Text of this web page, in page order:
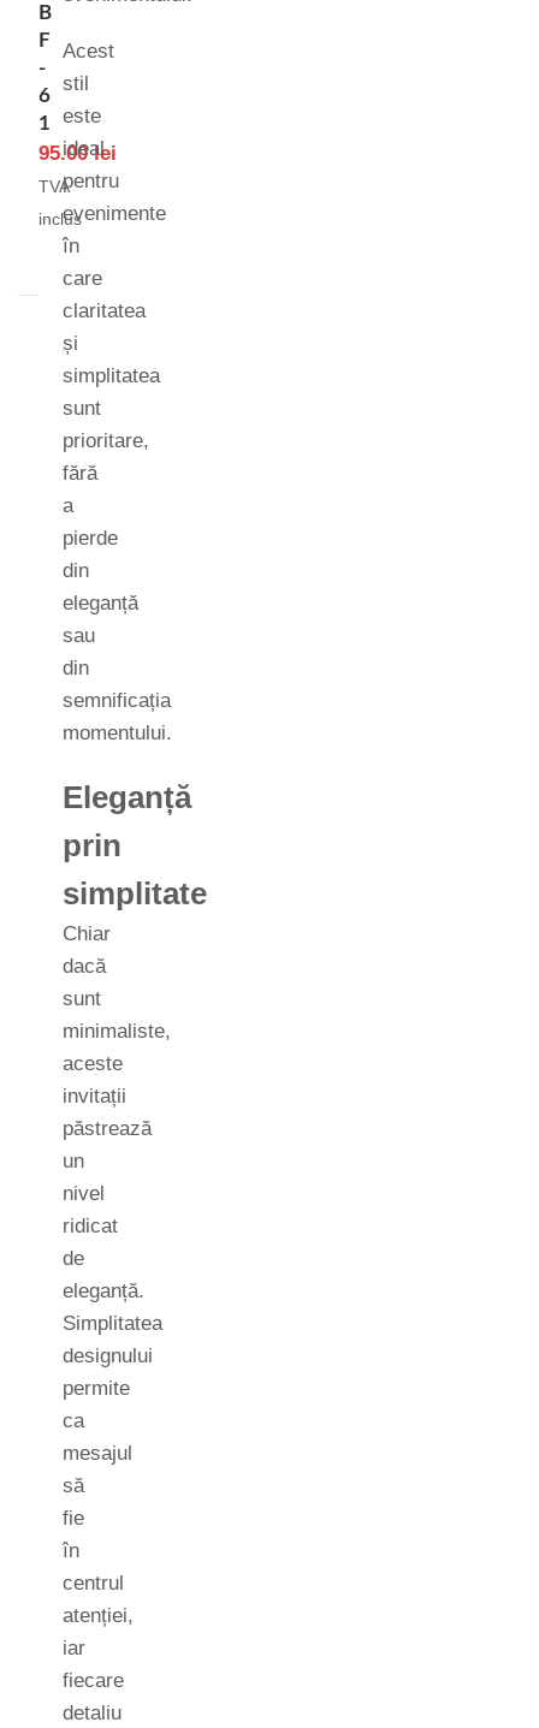
B
F
-
6
1
95.00lei
TVA
inclus
Acest
stil
este
ideal
pentru
evenimente
în
care
claritatea
și
simplitatea
sunt
prioritare,
fără
a
pierde
din
eleganță
sau
din
semnificația
momentului.
Eleganță
prin
simplitate
Chiar
dacă
sunt
minimaliste,
aceste
invitații
păstrează
un
nivel
ridicat
de
eleganță.
Simplitatea
designului
permite
ca
mesajul
să
fie
în
centrul
atenției,
iar
fiecare
detaliu